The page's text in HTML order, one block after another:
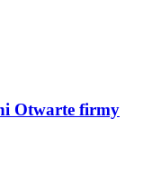
Otwarte firmy